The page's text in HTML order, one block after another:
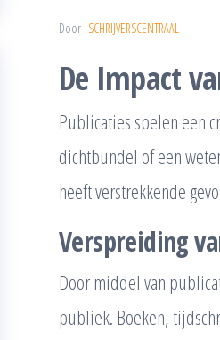
Door SCHRIJVERSCENTRAAL
De Impact
Publicaties spelen een
dichtbundel of een
heeft verstrekkende
Verspreiding
Door middel van
publiek. Boeken,